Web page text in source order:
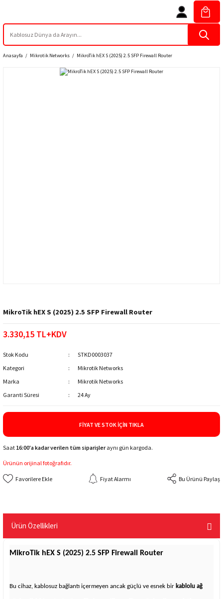
Anasayfa Mikrotik Networks MikroTik hEX S (2025) 2.5 SFP Firewall Router
MikroTik hEX S (2025) 2.5 SFP Firewall Router
3.330,15 TL+KDV
Stok Kodu
STKD0003037
Kategori
Mikrotik Networks
Marka
Mikrotik Networks
Garanti Süresi
24 Ay
FIYAT VE STOK İÇIN TIKLA
Saat 16:00'a kadar verilen tüm siparişleraynı gün kargoda.
Ürünün orijinal fotoğrafıdır.
Fiyat Alarmı Bu Ürünü Paylaş
Ürün Özellikleri
MikroTik hEX S (2025) 2.5 SFP Firewall Router
Bu cihaz, kablosuz bağlantı içermeyen ancak güçlü ve esnek bir kablolu ağ